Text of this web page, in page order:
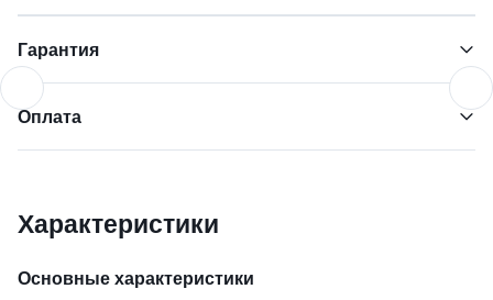
Гарантия
Оплата
Характеристики
Основные характеристики